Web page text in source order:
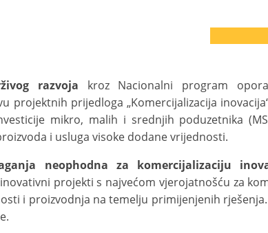
razvoja kroz Nacionalni program
projektnih prijedloga „Komercijalizacija
mikro, malih i srednjih poduzetnika
i usluga visoke dodane vrijednosti.
neophodna za komercijalizaciju
projekti s najvećom vjerojatnošću za
i proizvodnja na temelju primijenjenih